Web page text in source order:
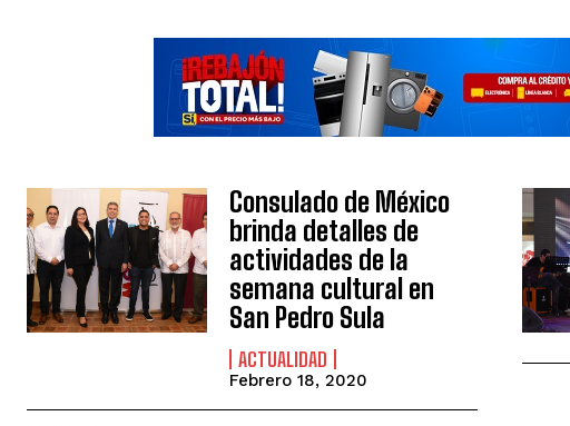
Consulado de México
brinda detalles de
actividades de la
semana cultural en
San Pedro Sula
ACTUALIDAD
Febrero 18, 2020